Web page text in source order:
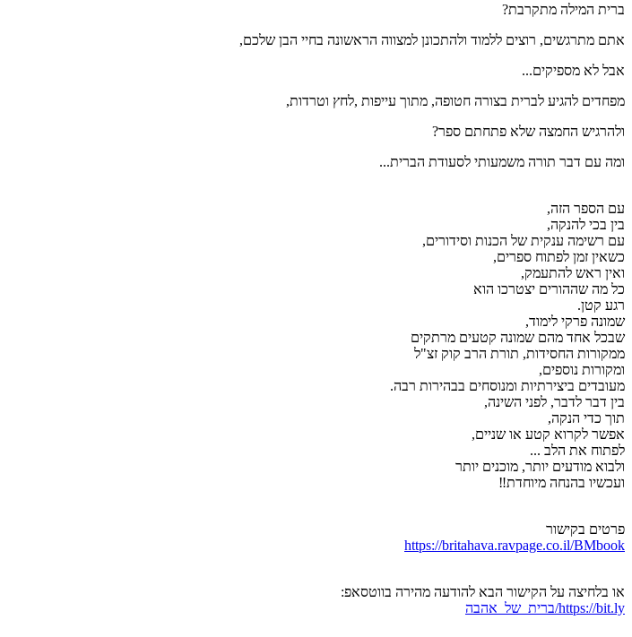
ברית המילה מתקרבת?
אתם מתרגשים, רוצים ללמוד ולהתכונן למצווה הראשונה בחיי הבן שלכם,
אבל לא מספיקים...
מפחדים להגיע לברית בצורה חטופה, מתוך עייפות ,לחץ וטרדות,
ולהרגיש החמצה שלא פתחתם ספר?
ומה עם דבר תורה משמעותי לסעודת הברית...
עם הספר הזה,
בין בכי להנקה,
עם רשימה ענקית של הכנות וסידורים,
כשאין זמן לפתוח ספרים,
ואין ראש להתעמק,
כל מה שההורים יצטרכו הוא
רגע קטן.
שמונה פרקי לימוד,
שבכל אחד מהם שמונה קטעים מרתקים
ממקורות החסידות, תורת הרב קוק זצ"ל
ומקורות נוספים,
מעובדים ביצירתיות ומנוסחים בבהירות רבה.
בין דבר לדבר, לפני השינה,
תוך כדי הנקה,
אפשר לקרוא קטע או שניים,
לפתוח את הלב ...
ולבוא מודעים יותר, מוכנים יותר
ועכשיו בהנחה מיוחדת‼️
פרטים בקישור
https://britahava.ravpage.co.il/BMbook
או בלחיצה על הקישור הבא להודעה מהירה בווטסאפ:
https://bit.ly/ברית_של_אהבה